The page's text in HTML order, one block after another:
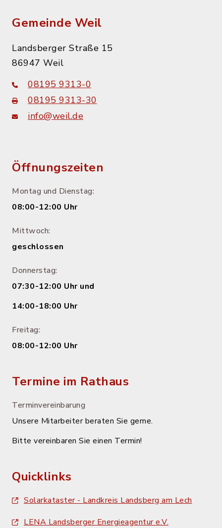
Gemeinde Weil
Landsberger Straße 15
86947 Weil
08195 9313-0
08195 9313-30
info@weil.de
Öffnungszeiten
Montag und Dienstag:
08:00-12:00 Uhr
Mittwoch:
geschlossen
Donnerstag:
07:30-12:00 Uhr und
14:00-18:00 Uhr
Freitag:
08:00-12:00 Uhr
Termine im Rathaus
Terminvereinbarung
Unsere Mitarbeiter beraten Sie gerne.
Bitte vereinbaren Sie einen Termin!
Quicklinks
Solarkataster - Landkreis Landsberg am Lech
LENA Landsberger Energieagentur e.V.